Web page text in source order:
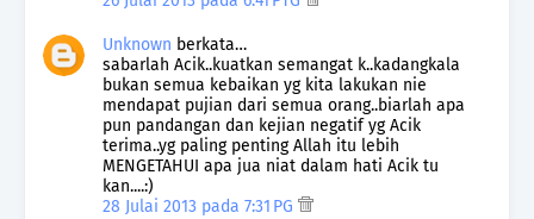
Unknown berkata…
sabarlah Acik..kuatkan semangat k..kadangkala
bukan semua kebaikan yg kita lakukan nie
mendapat pujian dari semua orang..biarlah apa
pun pandangan dan kejian negatif yg Acik
terima..yg paling penting Allah itu lebih
MENGETAHUI apa jua niat dalam hati Acik tu
kan....:)
28 Julai 2013 pada 7:31 PG